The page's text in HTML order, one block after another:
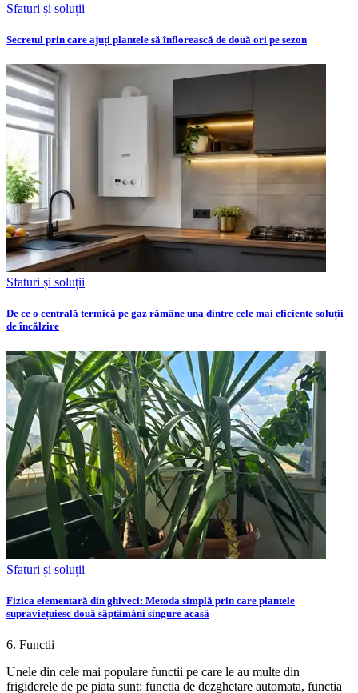
Sfaturi și soluții
Secretul prin care ajuți plantele să înflorească de două ori pe sezon
Sfaturi și soluții
De ce o centrală termică pe gaz rămâne una dintre cele mai eficiente soluții
de încălzire
Sfaturi și soluții
Fizica elementară din ghiveci: Metoda simplă prin care plantele
supraviețuiesc două săptămâni singure acasă
6. Functii
Unele din cele mai populare functii pe care le au multe din
frigiderele de pe piata sunt: functia de dezghetare automata, functia